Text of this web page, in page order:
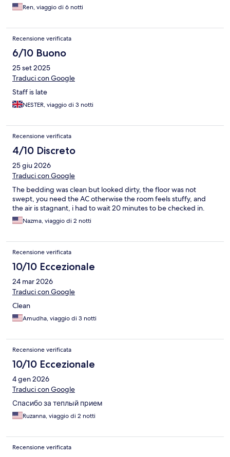
Ren, viaggio di 6 notti
Recensione verificata
6/10 Buono
25 set 2025
Traduci con Google
Staff is late
NESTER, viaggio di 3 notti
Recensione verificata
4/10 Discreto
25 giu 2026
Traduci con Google
The bedding was clean but looked dirty, the floor was not
swept, you need the AC otherwise the room feels stuffy, and
the air is stagnant, i had to wait 20 minutes to be checked in.
Nazma, viaggio di 2 notti
Recensione verificata
10/10 Eccezionale
24 mar 2026
Traduci con Google
Clean
Amudha, viaggio di 3 notti
Recensione verificata
10/10 Eccezionale
4 gen 2026
Traduci con Google
Спасибо за теплый прием
Ruzanna, viaggio di 2 notti
Recensione verificata